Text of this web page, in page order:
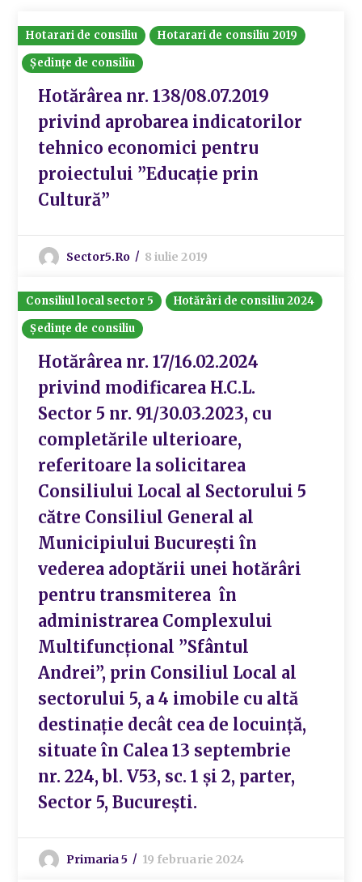
Hotarari de consiliu
Hotarari de consiliu 2019
Ședințe de consiliu
Hotărârea nr. 138/08.07.2019
privind aprobarea indicatorilor
tehnico economici pentru
proiectului ”Educație prin
Cultură”
Sector5.ro 8 iulie 2019
Consiliul local sector 5
Hotărâri de consiliu 2024
Ședințe de consiliu
Hotărârea nr. 17/16.02.2024
privind modificarea H.C.L.
Sector 5 nr. 91/30.03.2023, cu
completările ulterioare,
referitoare la solicitarea
Consiliului Local al Sectorului 5
către Consiliul General al
Municipiului București în
vederea adoptării unei hotărâri
pentru transmiterea în
administrarea Complexului
Multifuncțional ”Sfântul
Andrei”, prin Consiliul Local al
sectorului 5, a 4 imobile cu altă
destinație decât cea de locuință,
situate în Calea 13 septembrie
nr. 224, bl. V53, sc. 1 și 2, parter,
Sector 5, București.
Primaria 5 19 februarie 2024